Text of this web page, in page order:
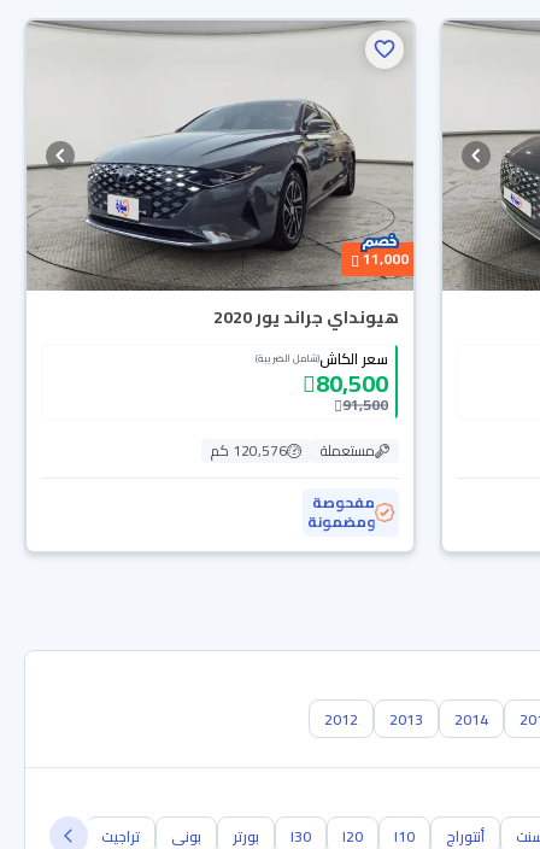
11,000
هيونداي جراند يور 2020
سعر الكاش(شامل الضريبة)
80,500
91,500
مستعملة
120,576 كم
مفحوصة
ومضمونة
2014
2013
2012
أنتوراج I10
I20
I30 بورتر بونى تراجيت توسكاني